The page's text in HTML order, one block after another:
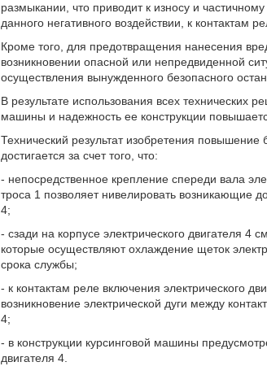
размыкании, что приводит к износу и
данного негативного воздействии, к контактам
Кроме того, для предотвращения нанесения
возникновении опасной или непредвиденной
осуществления вынужденного безопасного
В результате использования всех технических
машины и надежность ее конструкции
Технический результат изобретения
достигается за счет того, что:
- непосредственное крепление спереди вала
троса 1 позволяет нивелировать возникающие
4;
- сзади на корпусе электрического двигателя 4
которые осуществляют охлаждение щеток
срока службы;
- к контактам реле включения электрического
возникновение электрической дуги между
4;
- в конструкции курсинговой машины
двигателя 4.